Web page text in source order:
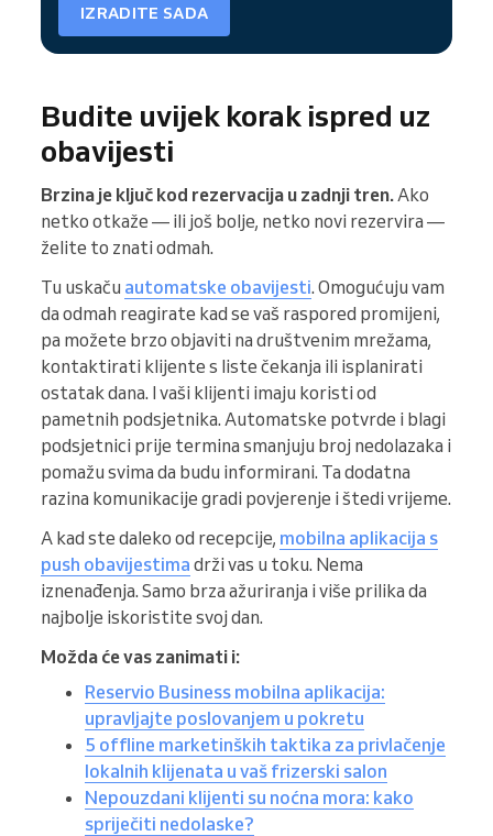
IZRADITE SADA
Budite uvijek korak ispred uz
obavijesti
Brzina je ključ kod rezervacija u zadnji tren. Ako
netko otkaže — ili još bolje, netko novi rezervira —
želite to znati odmah.
Tu uskaču automatske obavijesti. Omogućuju vam
da odmah reagirate kad se vaš raspored promijeni,
pa možete brzo objaviti na društvenim mrežama,
kontaktirati klijente s liste čekanja ili isplanirati
ostatak dana. I vaši klijenti imaju koristi od
pametnih podsjetnika. Automatske potvrde i blagi
podsjetnici prije termina smanjuju broj nedolazaka i
pomažu svima da budu informirani. Ta dodatna
razina komunikacije gradi povjerenje i štedi vrijeme.
A kad ste daleko od recepcije, mobilna aplikacija s
push obavijestima drži vas u toku. Nema
iznenađenja. Samo brza ažuriranja i više prilika da
najbolje iskoristite svoj dan.
Možda će vas zanimati i:
Reservio Business mobilna aplikacija:
upravljajte poslovanjem u pokretu
5 offline marketinških taktika za privlačenje
lokalnih klijenata u vaš frizerski salon
Nepouzdani klijenti su noćna mora: kako
spriječiti nedolaske?